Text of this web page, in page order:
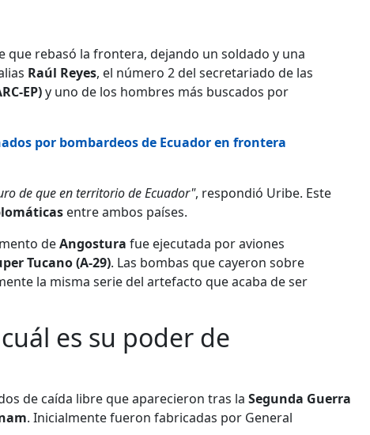
rebasó la frontera, dejando un soldado y una
Raúl Reyes, el número 2 del secretariado de las
EP)y uno de los hombres más buscados por
por bombardeos de Ecuador en frontera
de que en territorio de Ecuador", respondió Uribe. Este
entre ambos países.
deAngostura fue ejecutada por aviones
Tucano (A-29). Las bombas que cayeron sobre
la misma serie del artefacto que acaba de ser
es su poder de
de caída libre que aparecieron tras la Segunda Guerra
. Inicialmente fueron fabricadas por General